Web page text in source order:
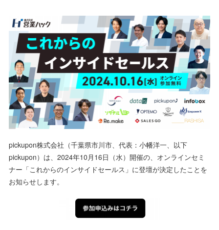
pickupon株式会社（千葉県市川市、代表：小幡洋一、以下
pickupon）は、2024年10月16日（水）開催の、オンラインセミ
ナー「これからのインサイドセールス」に登壇が決定したことを
お知らせします。